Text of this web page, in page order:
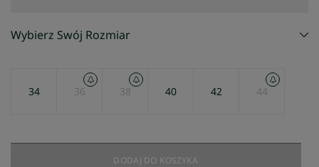
Wybierz Swój Rozmiar
34 36 38 40 42 44
DODAJ DO KOSZYKA